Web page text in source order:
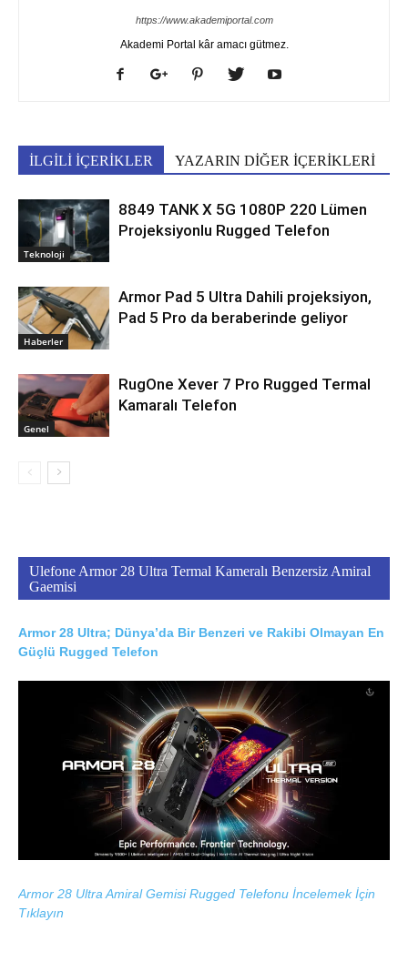
https://www.akademiportal.com
Akademi Portal kâr amacı gütmez.
İLGİLİ İÇERİKLER YAZARIN DİĞER İÇERİKLERİ
Teknoloji
8849 TANK X 5G 1080P 220 Lümen
Projeksiyonlu Rugged Telefon
Haberler
Armor Pad 5 Ultra Dahili projeksiyon,
Pad 5 Pro da beraberinde geliyor
Genel
RugOne Xever 7 Pro Rugged Termal
Kamaralı Telefon
Ulefone Armor 28 Ultra Termal Kameralı Benzersiz Amiral
Gaemisi
Armor 28 Ultra; Dünya’da Bir Benzeri ve Rakibi Olmayan En
Güçlü Rugged Telefon
Armor 28 Ultra Amiral Gemisi Rugged Telefonu İncelemek İçin
Tıklayın